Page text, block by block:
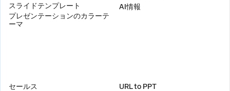
スライドテンプレート
プレゼンテーションのカラーテ
ーマ
AI情報
セールス
URL to PPT